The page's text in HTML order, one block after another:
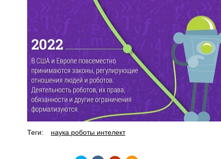
Теги: наука роботы интелект